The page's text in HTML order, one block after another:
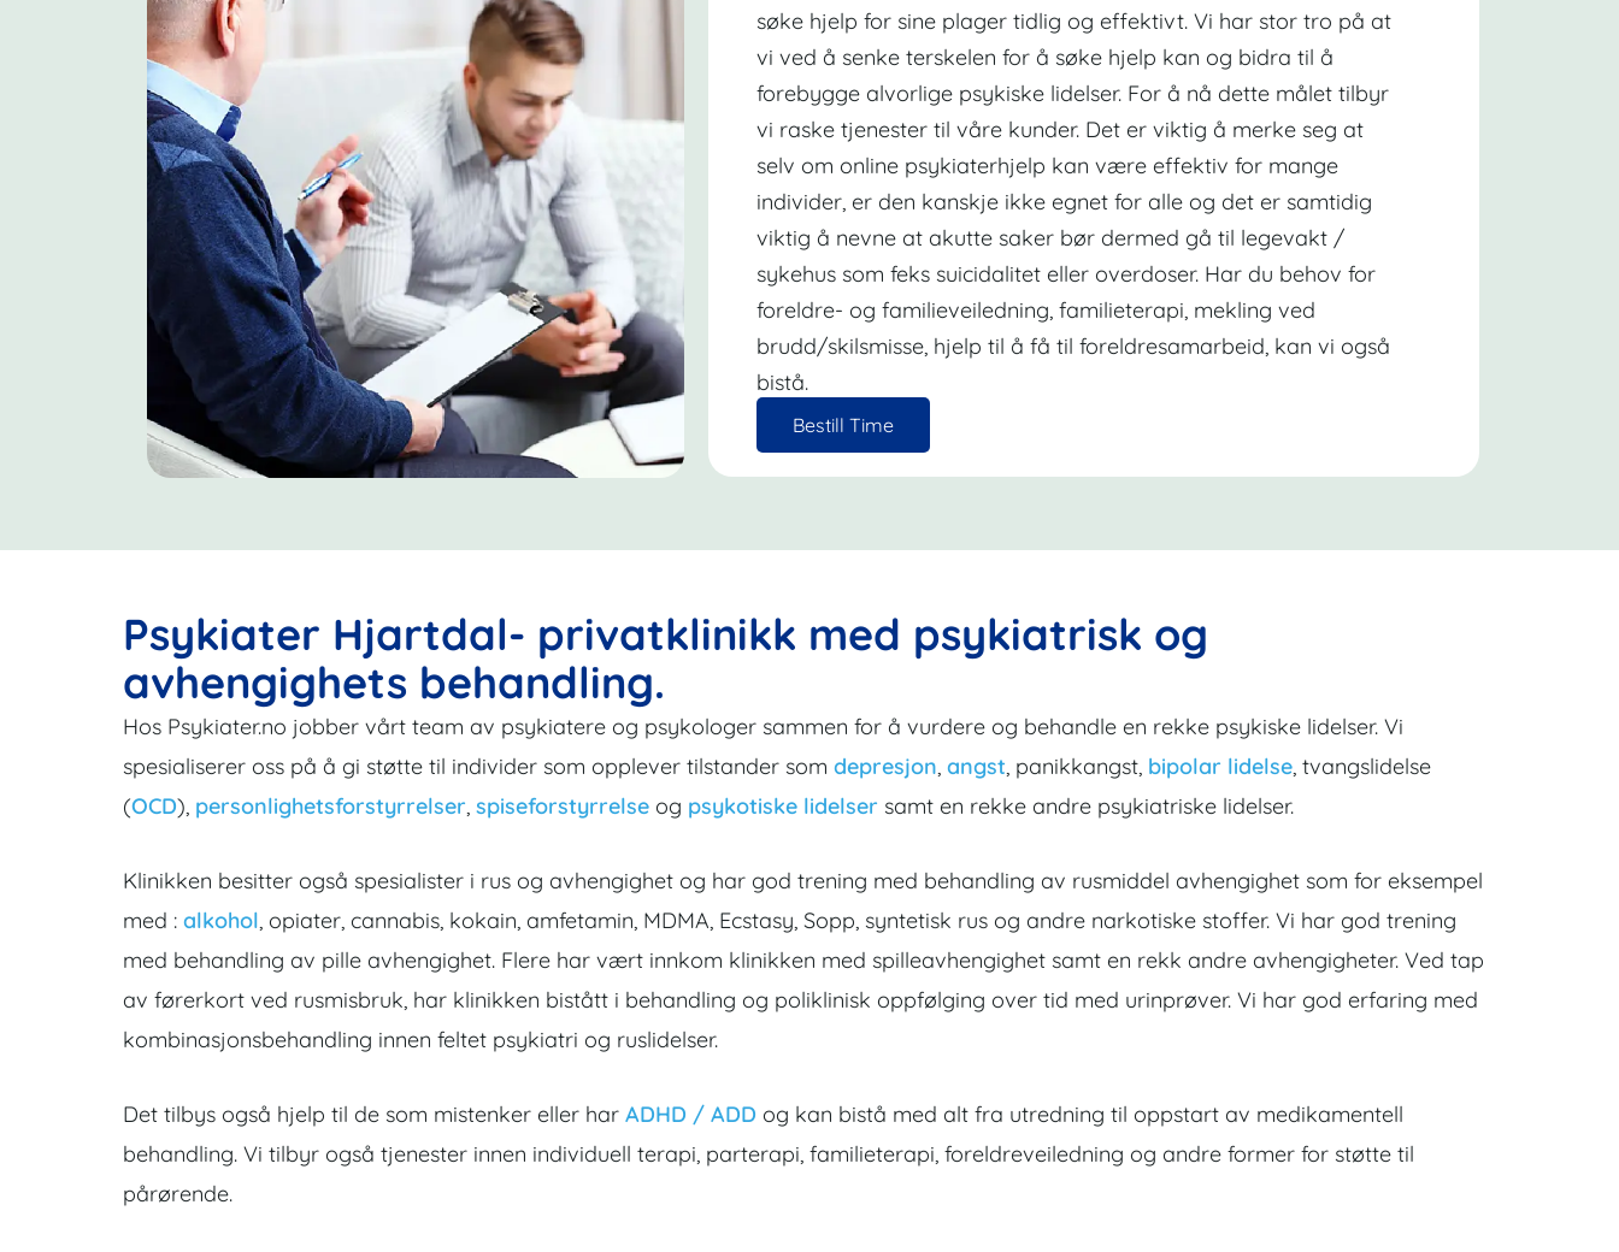
søke hjelp for sine plager tidlig og effektivt. Vi har stor tro på at
vi ved å senke terskelen for å søke hjelp kan og bidra til å
forebygge alvorlige psykiske lidelser. For å nå dette målet tilbyr
vi raske tjenester til våre kunder. Det er viktig å merke seg at
selv om online psykiaterhjelp kan være effektiv for mange
individer, er den kanskje ikke egnet for alle og det er samtidig
viktig å nevne at akutte saker bør dermed gå til legevakt /
sykehus som feks suicidalitet eller overdoser. Har du behov for
foreldre- og familieveiledning, familieterapi, mekling ved
brudd/skilsmisse, hjelp til å få til foreldresamarbeid, kan vi også
bistå.
Bestill Time
Psykiater Hjartdal- privatklinikk med psykiatrisk og
avhengighets behandling.
Hos Psykiater.no jobber vårt team av psykiatere og psykologer sammen for å vurdere og behandle en rekke psykiske lidelser. Vi
spesialiserer oss på å gi støtte til individer som opplever tilstander som depresjon, angst, panikkangst, bipolar lidelse, tvangslidelse
(OCD), personlighetsforstyrrelser, spiseforstyrrelse og psykotiske lidelser samt en rekke andre psykiatriske lidelser.
Klinikken besitter også spesialister i rus og avhengighet og har god trening med behandling av rusmiddel avhengighet som for eksempel
med : alkohol, opiater, cannabis, kokain, amfetamin, MDMA, Ecstasy, Sopp, syntetisk rus og andre narkotiske stoffer. Vi har god trening
med behandling av pille avhengighet. Flere har vært innkom klinikken med spilleavhengighet samt en rekk andre avhengigheter. Ved tap
av førerkort ved rusmisbruk, har klinikken bistått i behandling og poliklinisk oppfølging over tid med urinprøver. Vi har god erfaring med
kombinasjonsbehandling innen feltet psykiatri og ruslidelser.
Det tilbys også hjelp til de som mistenker eller har ADHD / ADD og kan bistå med alt fra utredning til oppstart av medikamentell
behandling. Vi tilbyr også tjenester innen individuell terapi, parterapi, familieterapi, foreldreveiledning og andre former for støtte til
pårørende.